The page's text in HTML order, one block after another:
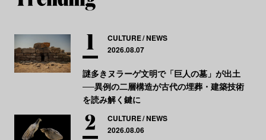
CULTURE NEWS
2026.08.07
謎多きヌラーゲ文明で「巨人の墓」が出土
──異例の二層構造が古代の埋葬・建築技術
を読み解く鍵に
CULTURE NEWS
2026.08.06